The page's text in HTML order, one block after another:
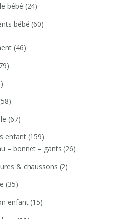
bébé (24)
bébé (60)
(46)
(67)
enfant (159)
– bonnet – gants (26)
& chaussons (2)
(35)
enfant (15)